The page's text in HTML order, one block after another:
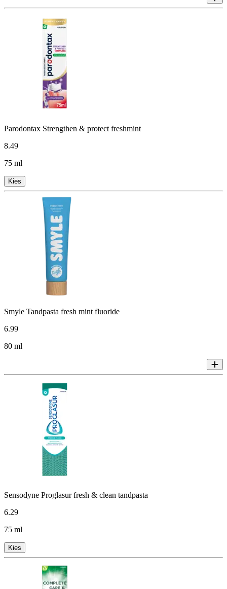
Parodontax Strengthen & protect freshmint
8.49
75 ml
Kies
Smyle Tandpasta fresh mint fluoride
6.99
80 ml
Sensodyne Proglasur fresh & clean tandpasta
6.29
75 ml
Kies